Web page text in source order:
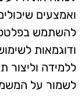
ואמצעים
להשתמש
ודוגמאות
ללמידה וליצור
לשמור על